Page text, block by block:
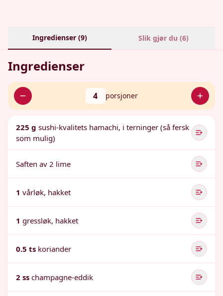
Ingredienser (9) Slik gjør du (6)
Ingredienser
4 porsjoner
225 g sushi-kvalitets hamachi, i terninger (så fersk
som mulig)
Saften av 2 lime
1 vårløk, hakket
1 gressløk, hakket
0.5 ts koriander
2 ss champagne-eddik